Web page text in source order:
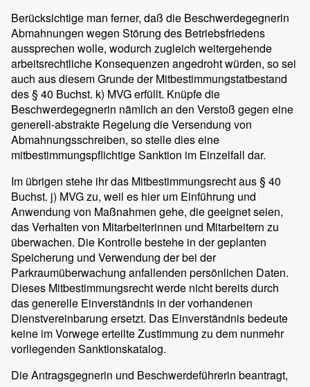
Berücksichtige man ferner, daß die Beschwerdegegnerin
Abmahnungen wegen Störung des Betriebsfriedens
aussprechen wolle, wodurch zugleich weitergehende
arbeitsrechtliche Konsequenzen angedroht würden, so sei
auch aus diesem Grunde der Mitbestimmungstatbestand
des § 40 Buchst. k) MVG erfüllt. Knüpfe die
Beschwerdegegnerin nämlich an den Verstoß gegen eine
generell-abstrakte Regelung die Versendung von
Abmahnungsschreiben, so stelle dies eine
mitbestimmungspflichtige Sanktion im Einzelfall dar.
Im übrigen stehe ihr das Mitbestimmungsrecht aus § 40
Buchst. j) MVG zu, weil es hier um Einführung und
Anwendung von Maßnahmen gehe, die geeignet seien,
das Verhalten von Mitarbeiterinnen und Mitarbeitern zu
überwachen. Die Kontrolle bestehe in der geplanten
Speicherung und Verwendung der bei der
Parkraumüberwachung anfallenden persönlichen Daten.
Dieses Mitbestimmungsrecht werde nicht bereits durch
das generelle Einverständnis in der vorhandenen
Dienstvereinbarung ersetzt. Das Einverständnis bedeute
keine im Vorwege erteilte Zustimmung zu dem nunmehr
vorliegenden Sanktionskatalog.
Die Antragsgegnerin und Beschwerdeführerin beantragt,